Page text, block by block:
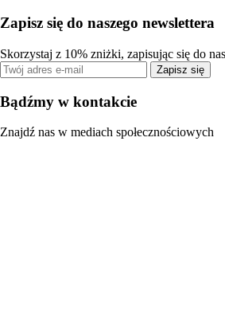
Zapisz się do naszego newslettera
Skorzystaj z 10% zniżki, zapisując się do
Zapisz się
Bądźmy w kontakcie
Znajdź nas w mediach społecznościowych